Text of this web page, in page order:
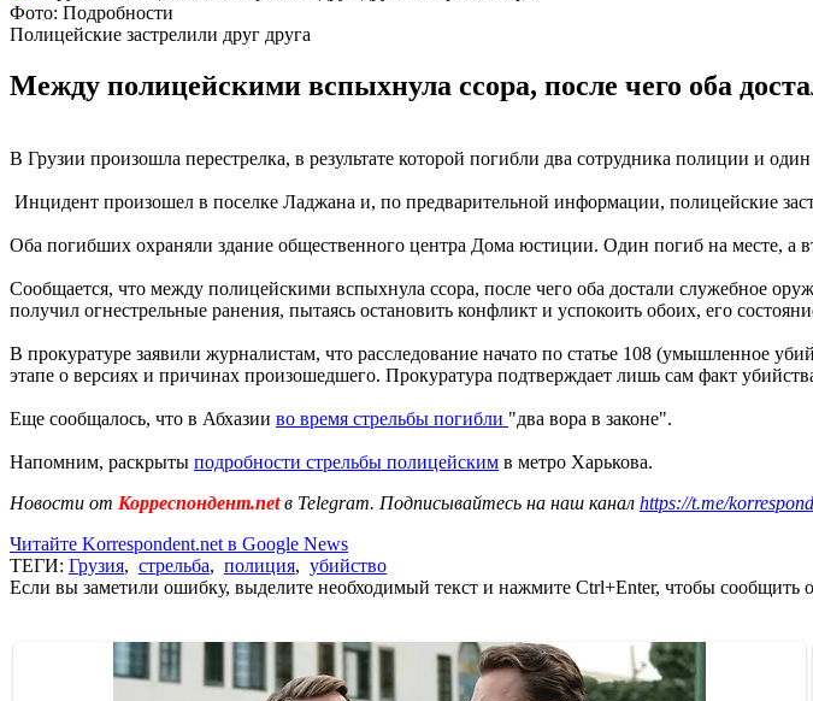
Фото: Подробности
Полицейские застрелили друг друга
Между полицейскими вспыхнула ссора, после чего оба
В Грузии произошла перестрелка, в результате которой погибли два сотрудника полиции и
Инцидент произошел в поселке Ладжана и, по предварительной информации, полицейские
Оба погибших охраняли здание общественного центра Дома юстиции. Один погиб на месте, а
Сообщается, что между полицейскими вспыхнула ссора, после чего оба достали служебное
получил огнестрельные ранения, пытаясь остановить конфликт и успокоить обоих, его
В прокуратуре заявили журналистам, что расследование начато по статье 108 (умышленное
этапе о версиях и причинах произошедшего. Прокуратура подтверждает лишь сам факт
Еще сообщалось, что в Абхазии во время стрельбы погибли "два вора в законе".
Напомним, раскрыты подробности стрельбы полицейским в метро Харькова.
Новости от Корреспондент.netв Telegram. Подписывайтесь на наш канал https://t.me/
Читайте Korrespondent.net в Google News
ТЕГИ: Грузия, стрельба, полиция, убийство
Если вы заметили ошибку, выделите необходимый текст и нажмите Ctrl+Enter, чтобы сообщить